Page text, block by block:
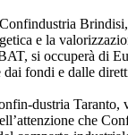
e la
si occuperà di
fondi e dalle
dustria
che